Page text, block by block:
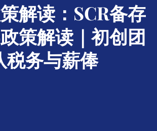
解读：SCR备存
政策解读｜初创团
税务与薪俸